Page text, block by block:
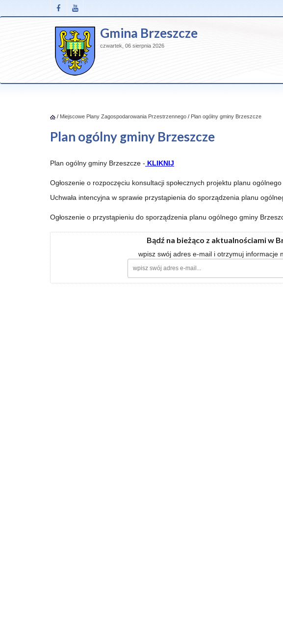
Gmina Brzeszcze
czwartek, 06 sierpnia 2026
/ Miejscowe Plany Zagospodarowania Przestrzennego / Plan ogólny gminy Brzeszcze
Plan ogólny gminy Brzeszcze
Plan ogólny gminy Brzeszcze - KLIKNIJ
Ogłoszenie o rozpoczęciu konsultacji społecznych projektu planu
Uchwała intencyjna w sprawie przystąpienia do sporządzenia planu
Ogłoszenie o przystąpieniu do sporządzenia planu ogólnego gminy
Bądź na bieżąco z aktualnościami w
wpisz swój adres e-mail i otrzymuj informacje